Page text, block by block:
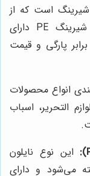
شیرینگ است که از
پلی اتیلن ساخته می‌شود. نایلون شیرینگ PE دارای
پارگی و قیمت
انواع محصولات
التحریر، اسباب
این نوع نایلون
می‌شود و دارای